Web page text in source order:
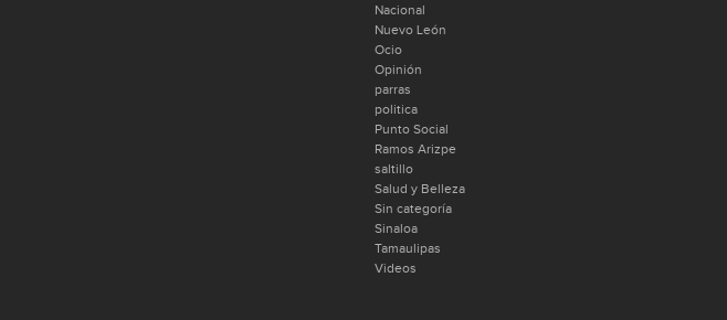
Nacional
Nuevo León
Ocio
Opinión
parras
politica
Punto Social
Ramos Arizpe
saltillo
Salud y Belleza
Sin categoría
Sinaloa
Tamaulipas
Videos